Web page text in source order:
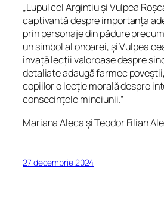
„Lupul cel Argintiu și Vulpea
captivantă despre importanța
prin personaje din pădure
un simbol al onoarei, și Vulpea
învață lecții valoroase despre
detaliate adaugă farmec
copiilor o lecție morală despre
consecințele minciunii.”
Mariana Aleca și Teodor Filian
27 decembrie 2024